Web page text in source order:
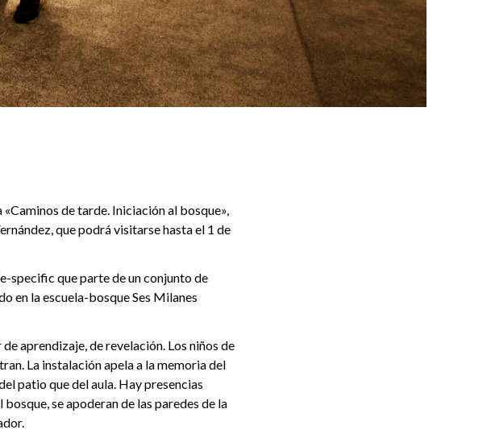
de tarde. Iniciación al bosque»,
que podrá visitarse hasta el 1 de
specific que parte de un conjunto de
en la escuela-bosque Ses Milanes
aprendizaje, de revelación. Los niños de
La instalación apela a la memoria del
patio que del aula. Hay presencias
se apoderan de las paredes de la